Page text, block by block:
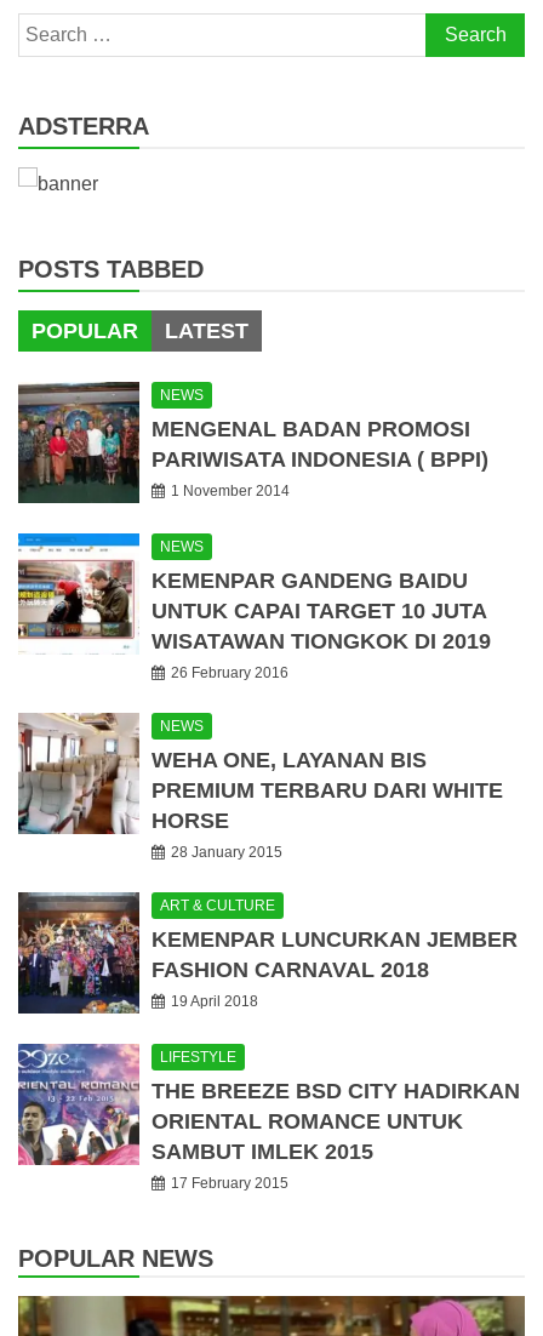
Search
for:
ADSTERRA
POSTS TABBED
POPULAR LATEST
NEWS
MENGENAL BADAN PROMOSI
PARIWISATA INDONESIA ( BPPI)
1 November 2014
NEWS
KEMENPAR GANDENG BAIDU
UNTUK CAPAI TARGET 10 JUTA
WISATAWAN TIONGKOK DI 2019
26 February 2016
NEWS
WEHA ONE, LAYANAN BIS
PREMIUM TERBARU DARI WHITE
HORSE
28 January 2015
ART & CULTURE
KEMENPAR LUNCURKAN JEMBER
FASHION CARNAVAL 2018
19 April 2018
LIFESTYLE
THE BREEZE BSD CITY HADIRKAN
ORIENTAL ROMANCE UNTUK
SAMBUT IMLEK 2015
17 February 2015
POPULAR NEWS